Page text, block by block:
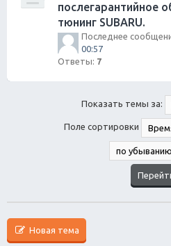
послегарантийное
тюнинг SUBARU.
Последнее
00:57
Ответы: 7
Показать темы за:
Поле сортировки
Новая тема